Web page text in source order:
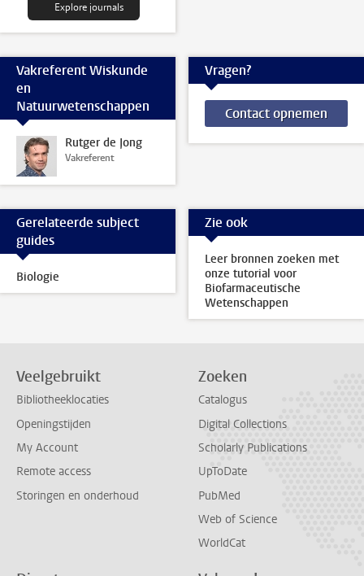
Explore journals
Vakreferent Wiskunde
en
Natuurwetenschappen
Rutger de Jong
Vakreferent
Vragen?
Contact opnemen
Gerelateerde subject
guides
Biologie
Zie ook
Leer bronnen zoeken met
onze tutorial voor
Biofarmaceutische
Wetenschappen
Veelgebruikt
Bibliotheeklocaties
Openingstijden
My Account
Remote access
Storingen en onderhoud
Zoeken
Catalogus
Digital Collections
Scholarly Publications
UpToDate
PubMed
Web of Science
WorldCat